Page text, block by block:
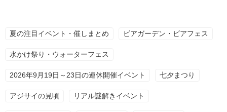
夏の注目イベント・催しまとめ ビアガーデン・ビアフェス
水かけ祭り・ウォーターフェス
2026年9月19日～23日の連休開催イベント 七夕まつり
アジサイの見頃 リアル謎解きイベント